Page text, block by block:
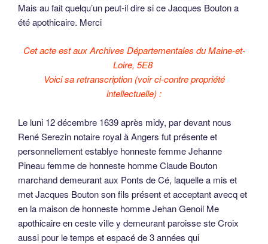
Mais au fait quelqu’un peut-il dire si ce Jacques Bouton a
été apothicaire. Merci
Cet acte est aux Archives Départementales du Maine-et-
Loire, 5E8
Voici sa retranscription (voir ci-contre propriété
intellectuelle) :
Le luni 12 décembre 1639 après midy, par devant nous
René Serezin notaire royal à Angers fut présente et
personnellement establye honneste femme Jehanne
Pineau femme de honneste homme Claude Bouton
marchand demeurant aux Ponts de Cé, laquelle a mis et
met Jacques Bouton son fils présent et acceptant avecq et
en la maison de honneste homme Jehan Genoil Me
apothicaire en ceste ville y demeurant paroisse ste Croix
aussi pour le temps et espacé de 3 années qui